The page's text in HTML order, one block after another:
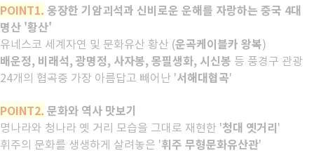
POINT1. 웅장한 기암괴석과 신비로운 운해를 자랑하는 중국 4대
명산 '황산'
유네스코 세계자연 및 문화유산 황산 (운곡케이블카 왕복)
배운정, 비래석, 광명정, 사자봉, 몽필생화, 시신봉 등 풍경구 관광
24개의 협곡중 가장 아름답고 빼어난 '서해대협곡'
POINT2. 문화와 역사 맛보기
명나라와 청나라 옛 거리 모습을 그대로 재현한 '청대 옛거리'
휘주의 문화를 생생하게 살려놓은 '휘주 무형문화유산관'